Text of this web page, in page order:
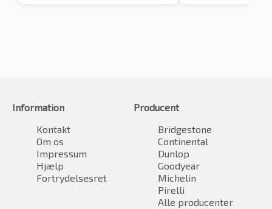
Information
Kontakt
Om os
Impressum
Hjælp
Fortrydelsesret
Producent
Bridgestone
Continental
Dunlop
Goodyear
Michelin
Pirelli
Alle producenter